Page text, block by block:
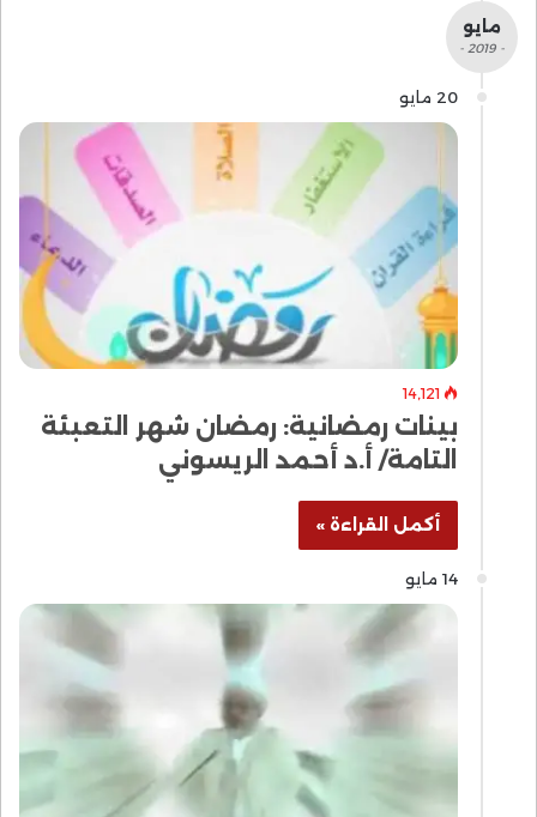
مايو
- 2019 -
20 مايو
14٬121
بينات رمضانية: رمضان شهر التعبئة
التامة/ أ.د أحمد الريسوني
أكمل القراءة »
14 مايو